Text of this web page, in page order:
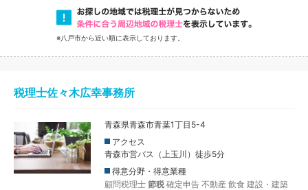
※八戸市から近い順に表示しております。
税理士佐々木広幸事務所
青森県青森市青葉1丁目5-4
アクセス
青森市営バス（上玉川）徒歩5分
得意分野・得意業種
顧問税理士 節税 確定申告 不動産 飲食 建設・建築